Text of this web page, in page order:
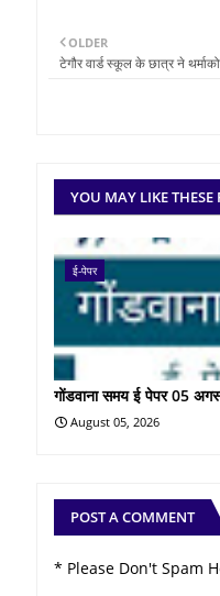
OLDER
टेगौर वार्ड स्कूल के छात्र ने
YOU MAY LIKE THESE
ई-पेपर
गोंडवाना समय ई पेपर 05
August 05, 2026
POST A COMMENT
* Please Don't Spam